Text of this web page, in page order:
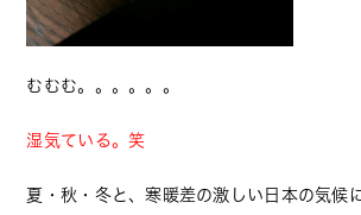
むむむ。。。。。。
湿気ている。笑
夏・秋・冬と、寒暖差の激しい日本の気候